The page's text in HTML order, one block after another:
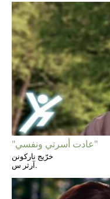
"عادت أسرتي ونفسي"
خرّيج ناركونن
آرثر س.